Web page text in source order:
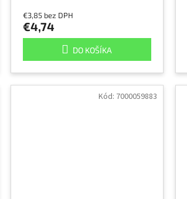
€3,85 bez DPH
€4,74
DO KOŠÍKA
Kód: 7000059883